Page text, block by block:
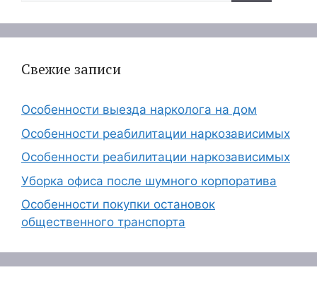
Свежие записи
Особенности выезда нарколога на дом
Особенности реабилитации наркозависимых
Особенности реабилитации наркозависимых
Уборка офиса после шумного корпоратива
Особенности покупки остановок
общественного транспорта